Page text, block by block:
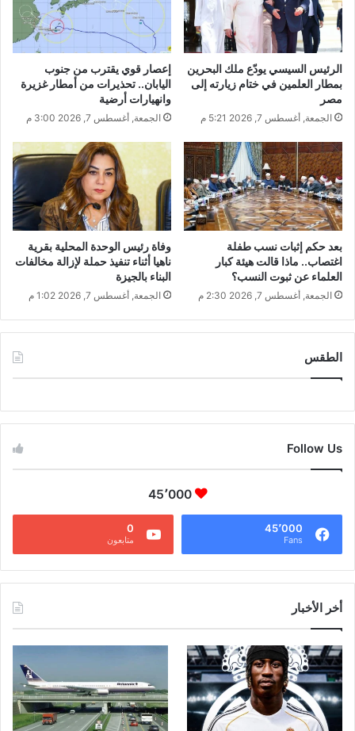
الرئيس السيسي يودّع ملك البحرين
بمطار العلمين في ختام زيارته إلى
مصر
الجمعة, أغسطس 7, 2026 5:21 م
إعصار قوي يقترب من جنوب
اليابان.. تحذيرات من أمطار غزيرة
وانهيارات أرضية
الجمعة, أغسطس 7, 2026 3:00 م
بعد حكم إثبات نسب طفلة
اغتصاب.. ماذا قالت هيئة كبار
العلماء عن ثبوت النسب؟
الجمعة, أغسطس 7, 2026 2:30 م
وفاة رئيس الوحدة المحلية بقرية
ناهيا أثناء تنفيذ حملة لإزالة مخالفات
البناء بالجيزة
الجمعة, أغسطس 7, 2026 1:02 م
الطقس
Follow Us
45٬000
45٬000
Fans
0
متابعون
أخر الأخبار